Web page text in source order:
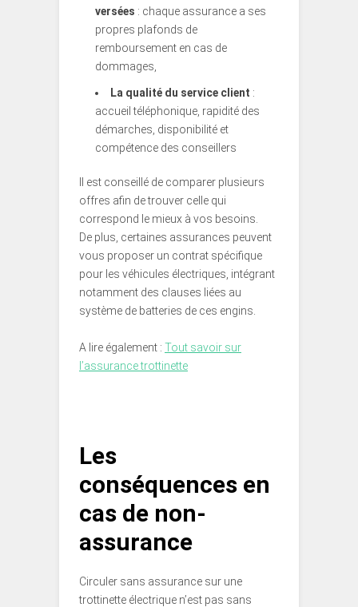
versées : chaque assurance a ses
propres plafonds de
remboursement en cas de
dommages,
La qualité du service client :
accueil téléphonique, rapidité des
démarches, disponibilité et
compétence des conseillers
Il est conseillé de comparer plusieurs
offres afin de trouver celle qui
correspond le mieux à vos besoins.
De plus, certaines assurances peuvent
vous proposer un contrat spécifique
pour les véhicules électriques, intégrant
notamment des clauses liées au
système de batteries de ces engins.
A lire également : Tout savoir sur
l’assurance trottinette
Les
conséquences en
cas de non-
assurance
Circuler sans assurance sur une
trottinette électrique n’est pas sans